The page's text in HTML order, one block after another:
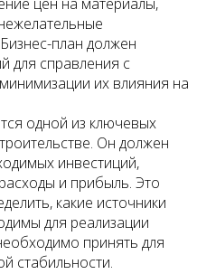
цен на материалы,
план должен
для справления с
их влияния на
одной из ключевых
Он должен
инвестиций,
и прибыль. Это
какие источники
для реализации
принять для
стабильности.